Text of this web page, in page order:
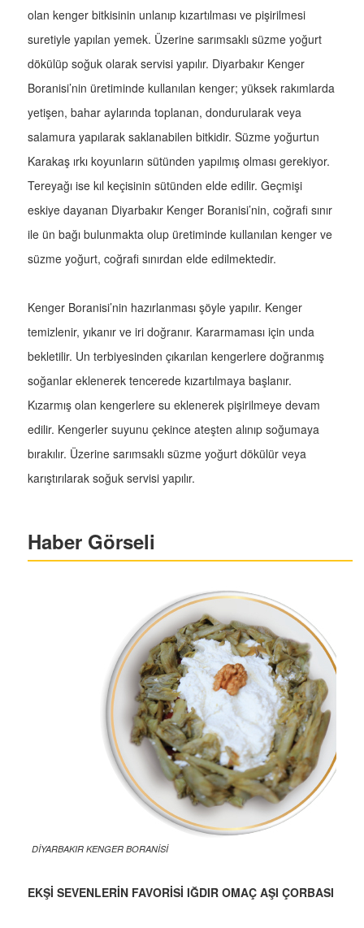
olan kenger bitkisinin unlanıp kızartılması ve pişirilmesi
suretiyle yapılan yemek. Üzerine sarımsaklı süzme yoğurt
dökülüp soğuk olarak servisi yapılır. Diyarbakır Kenger
Boranisi’nin üretiminde kullanılan kenger; yüksek rakımlarda
yetişen, bahar aylarında toplanan, dondurularak veya
salamura yapılarak saklanabilen bitkidir. Süzme yoğurtun
Karakaş ırkı koyunların sütünden yapılmış olması gerekiyor.
Tereyağı ise kıl keçisinin sütünden elde edilir. Geçmişi
eskiye dayanan Diyarbakır Kenger Boranisi’nin, coğrafi sınır
ile ün bağı bulunmakta olup üretiminde kullanılan kenger ve
süzme yoğurt, coğrafi sınırdan elde edilmektedir.
Kenger Boranisi’nin hazırlanması şöyle yapılır. Kenger
temizlenir, yıkanır ve iri doğranır. Kararmaması için unda
bekletilir. Un terbiyesinden çıkarılan kengerlere doğranmış
soğanlar eklenerek tencerede kızartılmaya başlanır.
Kızarmış olan kengerlere su eklenerek pişirilmeye devam
edilir. Kengerler suyunu çekince ateşten alınıp soğumaya
bırakılır. Üzerine sarımsaklı süzme yoğurt dökülür veya
karıştırılarak soğuk servisi yapılır.
Haber Görseli
DİYARBAKIR KENGER BORANİSİ
EKŞİ SEVENLERİN FAVORİSİ IĞDIR OMAÇ AŞI ÇORBASI